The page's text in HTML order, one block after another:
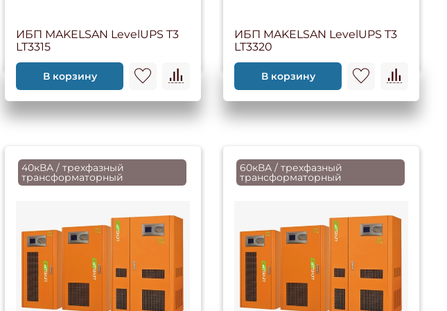
ИБП MAKELSAN LevelUPS T3
LT3315
В корзину
ИБП MAKELSAN LevelUPS T3
LT3320
В корзину
40кВА / трехфазный
трансформаторный
60кВА / трехфазный
трансформаторный